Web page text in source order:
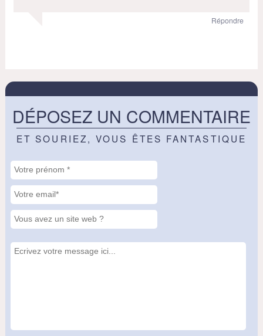
Répondre
DÉPOSEZ UN COMMENTAIRE
ET SOURIEZ, VOUS ÊTES FANTASTIQUE